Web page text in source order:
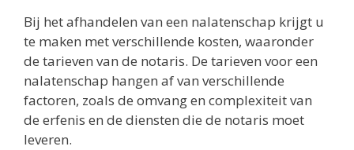
Bij het afhandelen van een nalatenschap krijgt u
te maken met verschillende kosten, waaronder
de tarieven van de notaris. De tarieven voor een
nalatenschap hangen af van verschillende
factoren, zoals de omvang en complexiteit van
de erfenis en de diensten die de notaris moet
leveren.